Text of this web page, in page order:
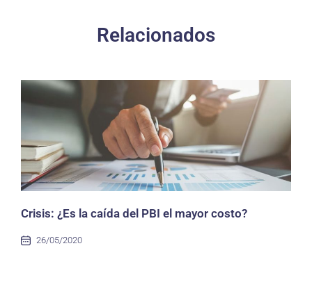
Relacionados
Crisis: ¿Es la caída del PBI el mayor costo?
26/05/2020